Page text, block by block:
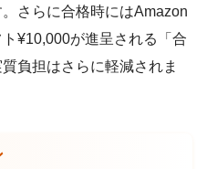
さらに合格時にはAmazon
¥10,000が進呈される「合
負担はさらに軽減されま